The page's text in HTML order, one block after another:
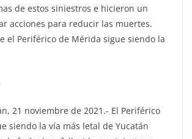
de estos siniestros e hicieron un
acciones para reducir las muertes.
el Periférico de Mérida sigue siendo la
21 noviembre de 2021.- El Periférico
siendo la vía más letal de Yucatán